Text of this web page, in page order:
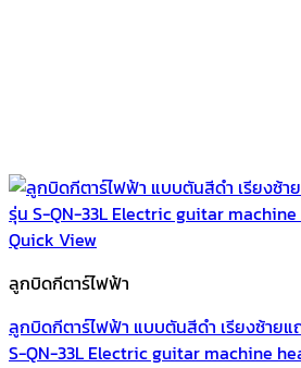
Quick View
ลูกบิดกีตาร์ไฟฟ้า
ลูกบิดกีตาร์ไฟฟ้า แบบตันสีดำ เรียงซ้ายแ
S-QN-33L Electric guitar machine